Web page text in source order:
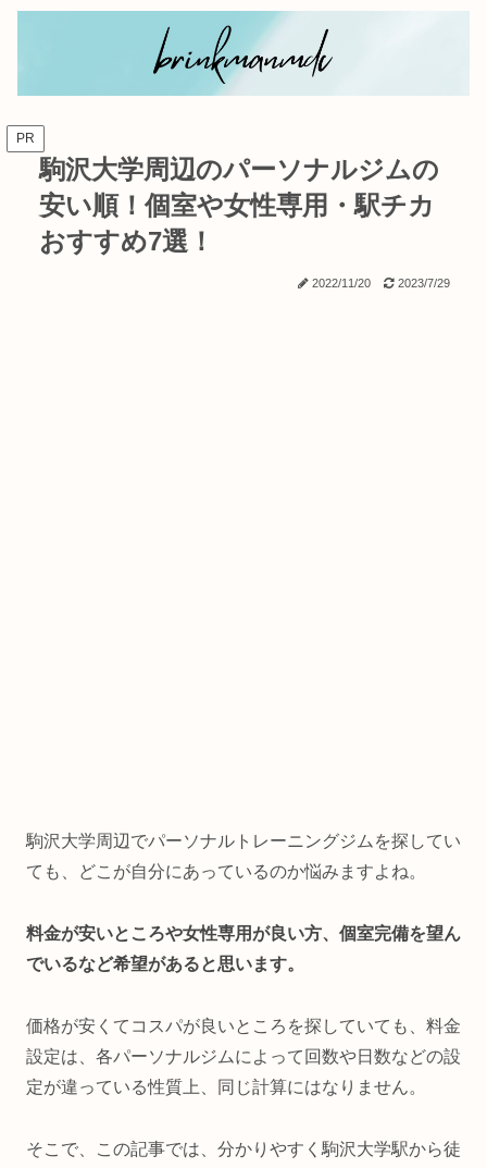
PR
駒沢大学周辺のパーソナルジムの
安い順！個室や女性専用・駅チカ
おすすめ7選！
2022/11/20 2023/7/29
駒沢大学周辺でパーソナルトレーニングジムを探してい
ても、どこが自分にあっているのか悩みますよね。
料金が安いところや女性専用が良い方、個室完備を望ん
でいるなど希望があると思います。
価格が安くてコスパが良いところを探していても、料金
設定は、各パーソナルジムによって回数や日数などの設
定が違っている性質上、同じ計算にはなりません。
そこで、この記事では、分かりやすく駒沢大学駅から徒